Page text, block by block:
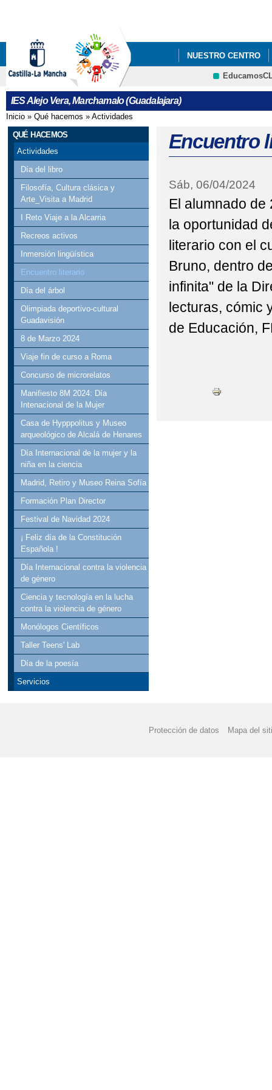
NUESTRO CENTRO
INFÓRMATE
IES Alejo Vera, Marchamalo (Guadalajara)
Se encuentra usted aquí
Inicio » Qué hacemos » Actividades
QUÉ HACEMOS
Actividades
Día del libro
Filosofía, Cultura clásica y
Arte_Visita a Madrid
I Reto Viaje a la Alcarria
Recreos activos
Inmersión lingüística
Encuentro literario
Día del árbol
Olimpiada deportivo-cultural
Guadavisión
8 de Marzo 2024
Viaje fin de curso a Roma
Concurso de microrelatos
Manifiesto 8M 2024: Día
Intenacional de la Mujer
Casa de Hypppolitus y Museo
arqueológico de Alcalá de Henares
Día Internacional de la mujer y la
niña en la ciencia
Madrid, Retiro y Museo Reina Sofía
Formación Plan Director
Festival de Navidad 2024
¡ Feliz día de la Constitución
Española !
Día Internacional contra la violencia
de género
Ciencia y tecnología en la lucha
contra la violencia de género
Monólogos Científicos
Taller Teens' Lab
Día de la poesía
Servicios
Encuentro
Sáb, 06/04/2024
El alumnado de
la oportunidad
literario con el
Bruno, dentro
infinita" de la
lecturas, cómic
de Educación,
Protección de datos Mapa del